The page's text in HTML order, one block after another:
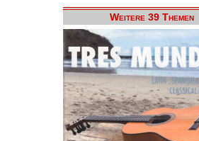
Weitere 39 Themen